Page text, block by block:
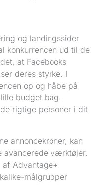
og landingssider
konkurrencen ud til de
at Facebooks
deres styrke. I
op og håbe på
budget bag.
rigtige personer i dit
annoncekroner, kan
avancerede værktøjer.
af Advantage+
målgrupper